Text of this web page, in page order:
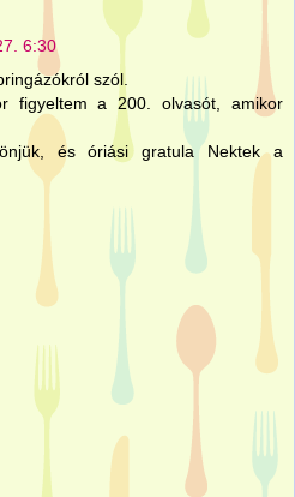
6:30
szól.
figyeltem a 200. olvasót, amikor
és óriási gratula Nektek a